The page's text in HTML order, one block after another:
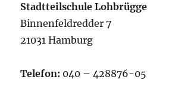
Stadtteilschule Lohbrügge
Binnenfeldredder 7
21031 Hamburg
Telefon: 040 – 428876-05